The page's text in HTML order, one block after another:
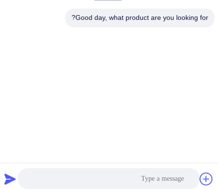
Good day, what product are you looking for?